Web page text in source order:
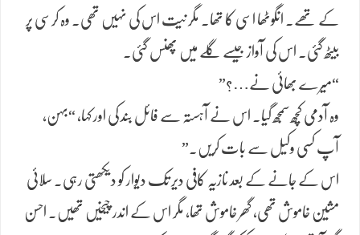
کے تھے۔ انگوٹھا اسی کا تھا۔ مگر نیت اس کی نہیں تھی۔ وہ کرسی پر
بیٹھ گئی۔ اس کی آواز جیسے گلے میں پھنس گئی۔
“میرے بھائی نے…؟”
وہ آدمی کچھ سمجھ گیا۔ اس نے آہستہ سے فائل بند کی اور کہا، “بہن،
آپ کسی وکیل سے بات کریں۔”
اس کے جانے کے بعد نازیہ کافی دیر تک دیوار کو دیکھتی رہی۔ سلائی
مشین خاموش تھی، گھر خاموش تھا، مگر اس کے اندر چیخیں تھیں۔ احسن